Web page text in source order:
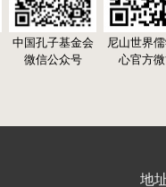
中国孔子基金会
微信公众号
尼山世界
心官方
地